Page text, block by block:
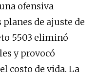
ofensiva
de ajuste de
5503 eliminó
y provocó
costo de vida. La